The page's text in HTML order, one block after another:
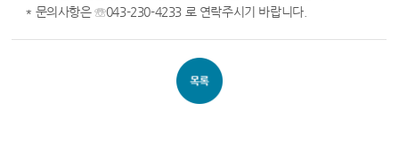
* 문의사항은 ☏043-230-4233 로 연락주시기 바랍니다.